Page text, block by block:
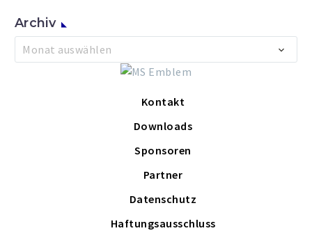
Archiv
Archiv
Monat auswählen
Kontakt
Downloads
Sponsoren
Partner
Datenschutz
Haftungsausschluss